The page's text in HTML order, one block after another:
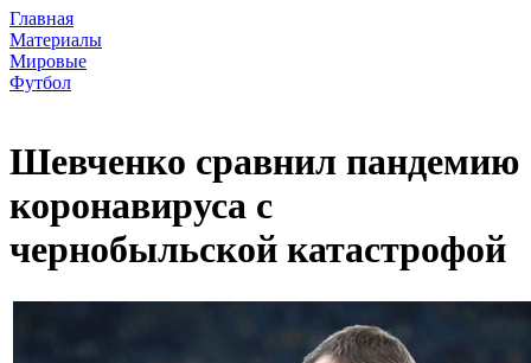
Главная
Материалы
Мировые
Футбол
Шевченко сравнил пандемию
коронавируса с
чернобыльской катастрофой